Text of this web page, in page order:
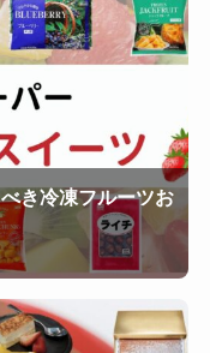
き冷凍フルーツお